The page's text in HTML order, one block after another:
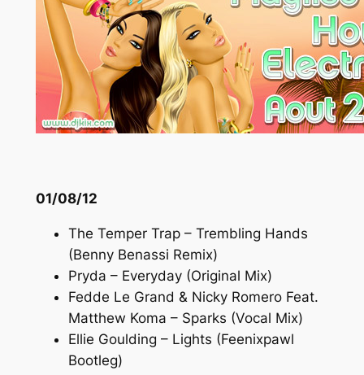
01/08/12
The Temper Trap – Trembling Hands
(Benny Benassi Remix)
Pryda – Everyday (Original Mix)
Fedde Le Grand & Nicky Romero Feat.
Matthew Koma – Sparks (Vocal Mix)
Ellie Goulding – Lights (Feenixpawl
Bootleg)